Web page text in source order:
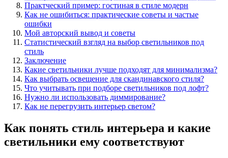
Практческий пример: гостиная в стиле модерн
Как не ошибиться: практические советы и частые
ошибки
Мой авторский вывод и советы
Статистический взгляд на выбор светильников под
стиль
Заключение
Какие светильники лучше подходят для минимализма?
Как выбрать освещение для скандинавского стиля?
Что учитывать при подборе светильников под лофт?
Нужно ли использовать диммирование?
Как не перегрузить интерьер светом?
Как понять стиль интерьера и какие
светильники ему соответствуют